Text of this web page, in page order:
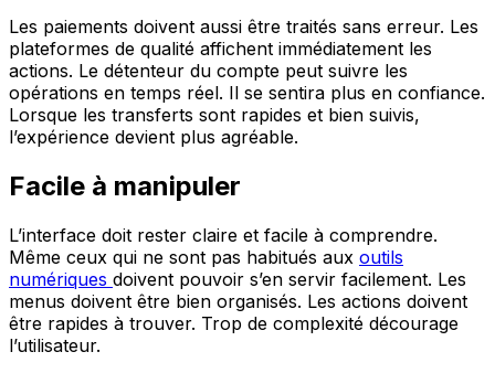
Les paiements doivent aussi être traités sans erreur. Les
plateformes de qualité affichent immédiatement les
actions. Le détenteur du compte peut suivre les
opérations en temps réel. Il se sentira plus en confiance.
Lorsque les transferts sont rapides et bien suivis,
l’expérience devient plus agréable.
Facile à manipuler
L’interface doit rester claire et facile à comprendre.
Même ceux qui ne sont pas habitués aux outils
numériques doivent pouvoir s’en servir facilement. Les
menus doivent être bien organisés. Les actions doivent
être rapides à trouver. Trop de complexité décourage
l’utilisateur.